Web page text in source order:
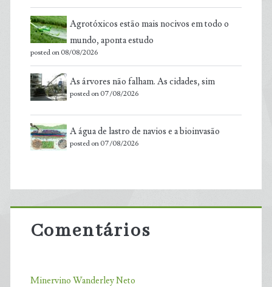
Agrotóxicos estão mais nocivos em todo o
mundo, aponta estudo
posted on 08/08/2026
As árvores não falham. As cidades, sim
posted on 07/08/2026
A água de lastro de navios e a bioinvasão
posted on 07/08/2026
Comentários
Minervino Wanderley Neto